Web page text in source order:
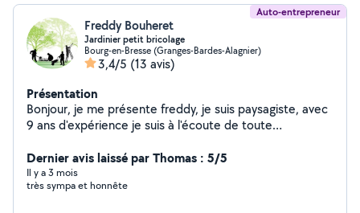
Auto-entrepreneur
Freddy Bouheret
Jardinier petit bricolage
Bourg-en-Bresse (Granges-Bardes-Alagnier)
3,4/5 (13 avis)
Présentation
Bonjour, je me présente freddy, je suis paysagiste, avec
9 ans d'expérience je suis à l'écoute de toute
Désherbage. Création de massifs. Plantation. Tonte
pelouses. Évacuation. Nettoyage haute pression
terrasse mûre. petit bricolage. Vide cave grenier (etc)
Dernier avis laissé par Thomas : 5/5
Il y a 3 mois
très sympa et honnête